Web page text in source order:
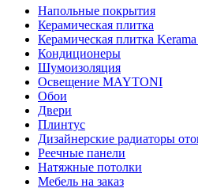
Напольные покрытия
Керамическая плитка
Керамическая плитка
Кондиционеры
Шумоизоляция
Освещение MAYTONI
Обои
Двери
Плинтус
Дизайнерские радиаторы
Реечные панели
Натяжные потолки
Мебель на заказ